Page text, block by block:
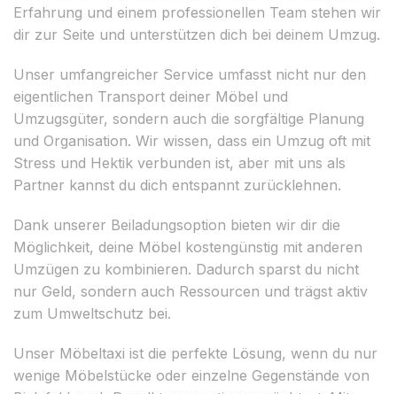
Erfahrung und einem professionellen Team stehen wir
dir zur Seite und unterstützen dich bei deinem Umzug.
Unser umfangreicher Service umfasst nicht nur den
eigentlichen Transport deiner Möbel und
Umzugsgüter, sondern auch die sorgfältige Planung
und Organisation. Wir wissen, dass ein Umzug oft mit
Stress und Hektik verbunden ist, aber mit uns als
Partner kannst du dich entspannt zurücklehnen.
Dank unserer Beiladungsoption bieten wir dir die
Möglichkeit, deine Möbel kostengünstig mit anderen
Umzügen zu kombinieren. Dadurch sparst du nicht
nur Geld, sondern auch Ressourcen und trägst aktiv
zum Umweltschutz bei.
Unser Möbeltaxi ist die perfekte Lösung, wenn du nur
wenige Möbelstücke oder einzelne Gegenstände von